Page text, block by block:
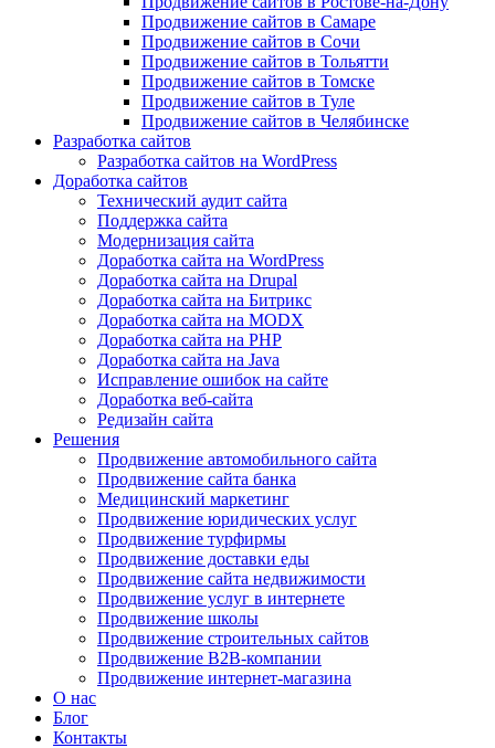
Продвижение сайтов в Самаре
Продвижение сайтов в Сочи
Продвижение сайтов в Тольятти
Продвижение сайтов в Томске
Продвижение сайтов в Туле
Продвижение сайтов в Челябинске
Разработка сайтов
Разработка сайтов на WordPress
Доработка сайтов
Технический аудит сайта
Поддержка сайта
Модернизация сайта
Доработка сайта на WordPress
Доработка сайта на Drupal
Доработка сайта на Битрикс
Доработка сайта на MODX
Доработка сайта на PHP
Доработка сайта на Java
Исправление ошибок на сайте
Доработка веб-сайта
Редизайн сайта
Решения
Продвижение автомобильного сайта
Продвижение сайта банка
Медицинский маркетинг
Продвижение юридических услуг
Продвижение турфирмы
Продвижение доставки еды
Продвижение сайта недвижимости
Продвижение услуг в интернете
Продвижение школы
Продвижение строительных сайтов
Продвижение B2B-компании
Продвижение интернет-магазина
О нас
Блог
Контакты